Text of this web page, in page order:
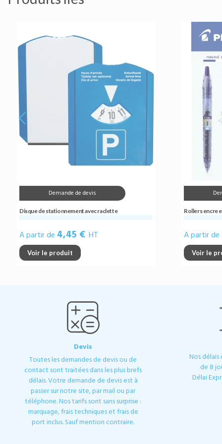
Demande de devis
Disque de stationnement avec raclette
A partir de 4,45 € HT
Voir le produit
Rollers encre
A partir de
Voir le
Devis
Toutes les demandes de devis ou de
contact sont traitées dans les plus brefs
délais. Votre demande de devis est à
passer sur notre site, par mail ou par
téléphone. Nos tarifs sont sans surprise :
marquage, frais techniques et frais de
port inclus. Sauf mention contraire.
Nos
de 8
Délai